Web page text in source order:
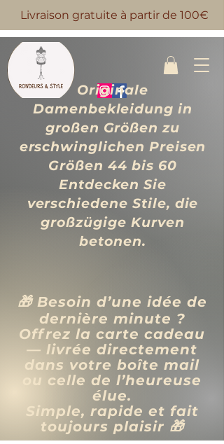
Livraison gratuite à partir de 100€
Originale
Damenbekleidung in
großen Größen zu
erschwinglichen Preisen
Größen 44 bis 60
Entdecken Sie
verschiedene Stile, die
großzügige Kurven
betonen.
🎁 Besoin d’une idée de
dernière minute ?
Offrez la carte cadeau
— livrée directement
dans votre boîte mail
ou celle de l’heureuse
élue.
Simple, rapide et fait
toujours plaisir 🎁